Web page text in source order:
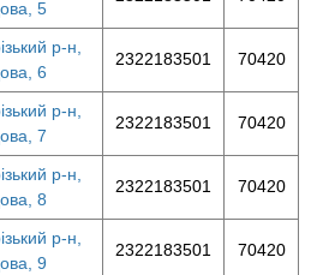
5
р-н,
6
2322183501 70420
р-н,
7
2322183501 70420
р-н,
8
2322183501 70420
р-н,
9
2322183501 70420